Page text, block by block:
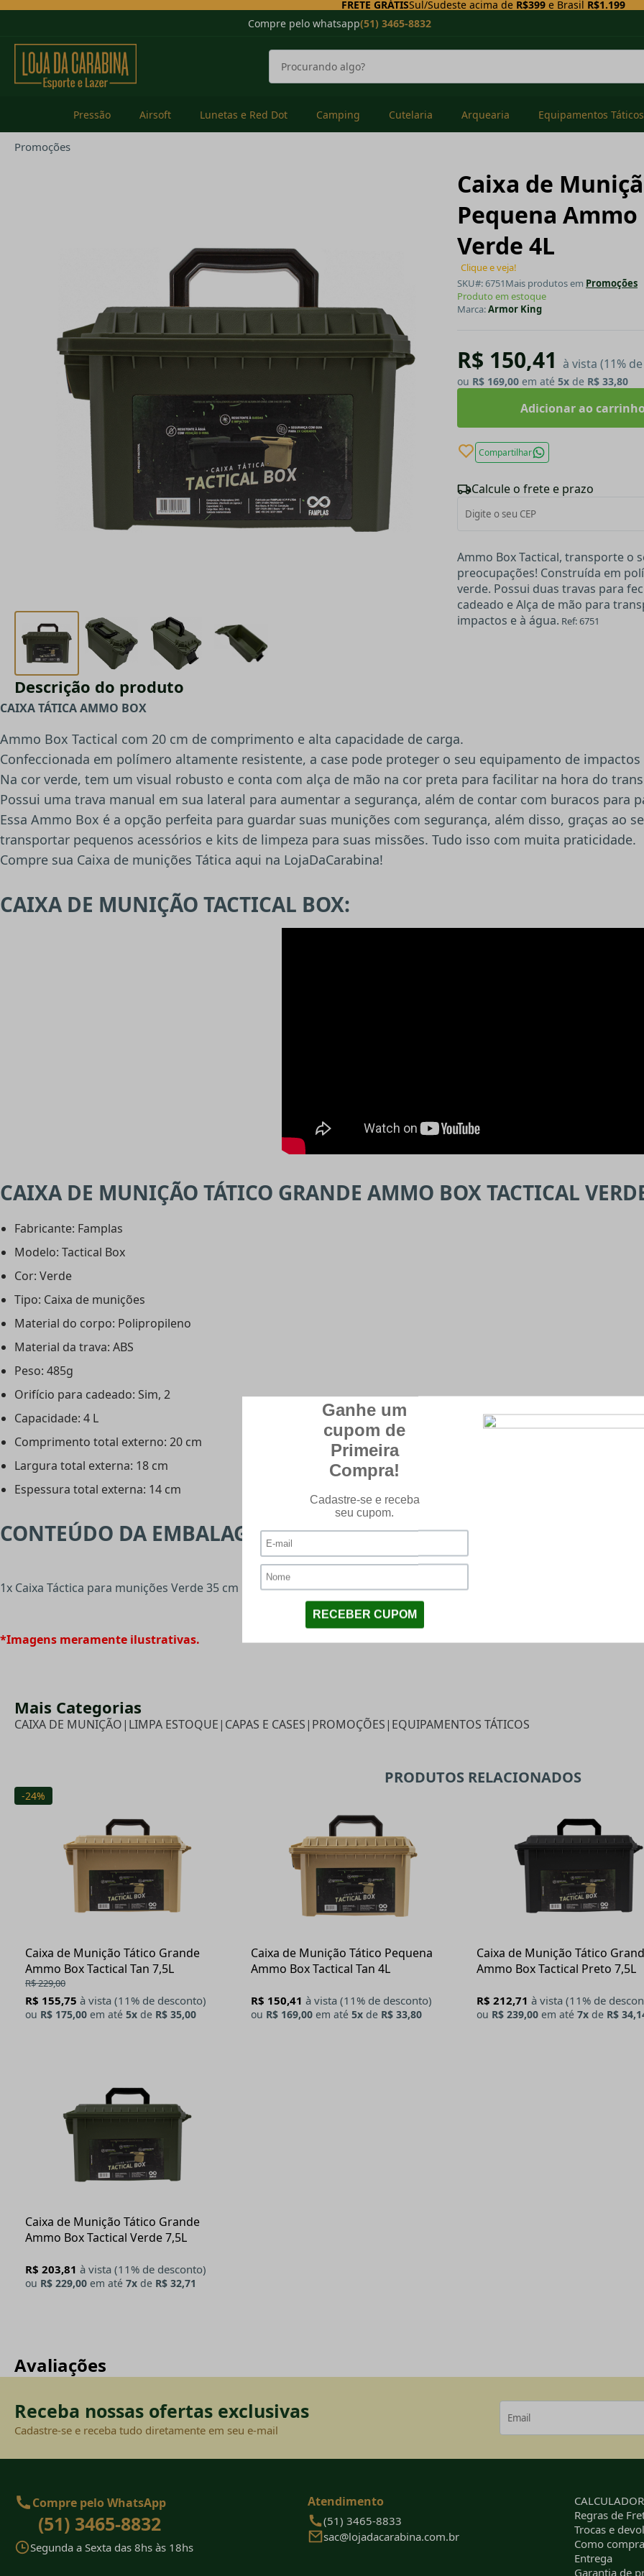
FRETE GRÁTISSul/Sudeste acima de R$399e Brasil R$1.199
Compre pelo whatsapp(51) 3465-8832
Pressão Airsoft Lunetas e Red Dot Camping Cutelaria Arquearia Equipamentos Táticos
Promoções
Caixa de
Pequena
Verde 4L
Clique e veja!
SKU#: 6751Mais produtos em Promoções
Produto em estoque
Marca:Armor King
R$ 150,41 à vista (11%
ou R$ 169,00 em até 5x de R$ 33,80
Adicionar ao
Compartilhar
Calcule o frete e prazo
Ammo Box Tactical, transporte o
preocupações! Construída em
verde. Possui duas travas para
cadeado e Alça de mão para
impactos e à água. Ref: 6751
Descrição do produto
CAIXA TÁTICA AMMO BOX
Ammo Box Tactical com 20 cm de comprimento e alta capacidade de carga.
Confeccionada em polímero altamente resistente, a case pode proteger o seu equipamento de
Na cor verde, tem um visual robusto e conta com alça de mão na cor preta para facilitar na hora do
Possui uma trava manual em sua lateral para aumentar a segurança, além de contar com buracos para
Essa Ammo Box é a opção perfeita para guardar suas munições com segurança, além disso, graças ao
transportar pequenos acessórios e kits de limpeza para suas missões. Tudo isso com muita praticidade.
Compre sua Caixa de munições Tática aqui na LojaDaCarabina!
CAIXA DE MUNIÇÃO TACTICAL BOX:
CAIXA DE MUNIÇÃO TÁTICO GRANDE AMMO BOX TACTICAL
Fabricante: Famplas
Modelo: Tactical Box
Cor: Verde
Tipo: Caixa de munições
Material do corpo: Polipropileno
Material da trava: ABS
Peso: 485g
Orifício para cadeado: Sim, 2
Capacidade: 4 L
Comprimento total externo: 20 cm
Largura total externa: 18 cm
Espessura total externa: 14 cm
CONTEÚDO DA EMBALAGEM:
1x Caixa Táctica para munições Verde 35 cm
*Imagens meramente ilustrativas.
Mais Categorias
CAIXA DE MUNIÇÃO| LIMPA ESTOQUE| CAPAS E CASES| PROMOÇÕES| EQUIPAMENTOS TÁTICOS
PRODUTOS RELACIONADOS
-24%
Caixa de Munição Tático Grande
Ammo Box Tactical Tan 7,5L
R$ 229,00
R$ 155,75 à vista (11% de desconto)
ou R$ 175,00 em até 5x de R$ 35,00
Caixa de Munição Tático Pequena
Ammo Box Tactical Tan 4L
R$ 150,41 à vista (11% de desconto)
ou R$ 169,00 em até 5x de R$ 33,80
Caixa de Munição Tático
Ammo Box Tactical Preto 7,5L
R$ 212,71 à vista (11% de
ou R$ 239,00 em até 7x de R$
Caixa de Munição Tático Grande
Ammo Box Tactical Verde 7,5L
R$ 203,81 à vista (11% de desconto)
ou R$ 229,00 em até 7x de R$ 32,71
Avaliações
Receba nossas ofertas exclusivas
Cadastre-se e receba tudo diretamente em seu e-mail
Compre pelo WhatsApp
(51) 3465-8832
Segunda a Sexta das 8hs às 18hs
Atendimento
(51) 3465-8833
sac@lojadacarabina.com.br
Regras de
Trocas e
Como
Entrega
Garantia de